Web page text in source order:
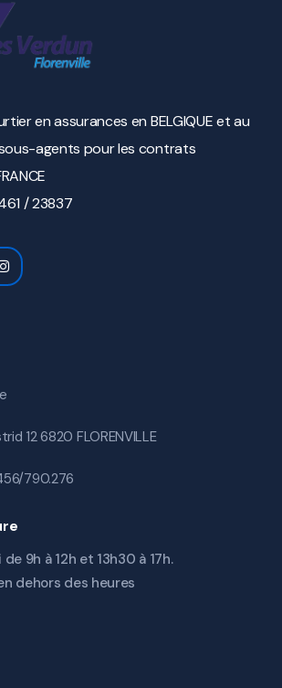
en assurances en BELGIQUE et au
sous-agents pour les contrats
/ 23837
12 6820 FLORENVILLE
790.276
9h à 12h et 13h30 à 17h.
dehors des heures